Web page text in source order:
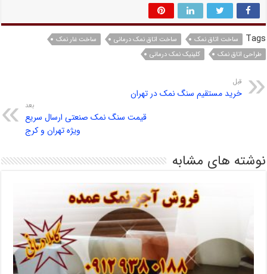
Tags ساخت اتاق نمک ساخت اتاق نمک درمانی
ساخت غار نمک
طراحی اتاق نمک
کلینیک نمک درمانی
قبل
خرید مستقیم سنگ نمک در تهران
بعد
قیمت سنگ نمک صنعتی ارسال سریع
ویژه تهران و کرج
نوشته های مشابه